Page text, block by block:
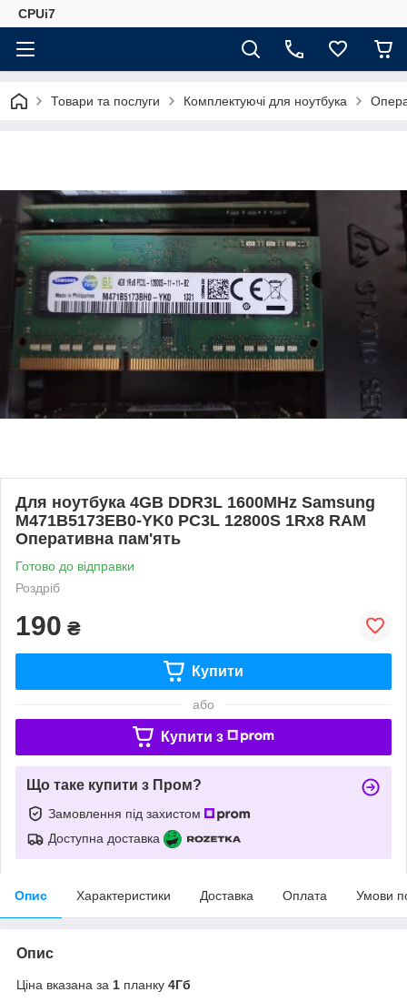
CPUi7
Товари та послуги Комплектуючі для ноутбука
Для ноутбука 4GB DDR3L 1600MHz Samsung
M471B5173EB0-YK0 PC3L 12800S 1Rx8 RAM
Оперативна пам'ять
Готово до відправки
Роздріб
190 ₴
Купити
або
Купити з
Що таке купити з Пром?
Замовлення під захистом
Доступна доставка
Опис Характеристики Доставка Оплата Умови
Опис
Ціна вказана за 1 планку 4Гб